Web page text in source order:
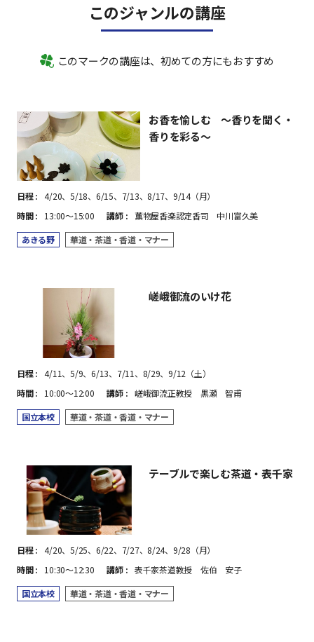
このジャンルの講座
このマークの講座は、初めての方にもおすすめ
お香を愉しむ ～香りを聞く・
香りを彩る～
日程
4/20、5/18、6/15、7/13、8/17、9/14（月）
時間
13:00～15:00 講師
薫物屋香楽認定香司 中川富久美
あきる野
華道・茶道・香道・マナー
嵯峨御流のいけ花
日程
4/11、5/9、6/13、7/11、8/29、9/12（土）
時間
10:00～12:00 講師
嵯峨御流正教授 黒瀬 智甫
国立本校
華道・茶道・香道・マナー
テーブルで楽しむ茶道・表千家
日程
4/20、5/25、6/22、7/27、8/24、9/28（月）
時間
10:30～12:30 講師
表千家茶道教授 佐伯 安子
国立本校
華道・茶道・香道・マナー